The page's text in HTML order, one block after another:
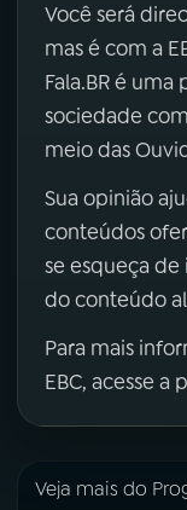
Você será
mas é com a
Fala.BR é
sociedade
meio das
Sua opinião
conteúdos
se esqueça de
do conteúdo
Para mais
EBC, acesse a
Veja mais do